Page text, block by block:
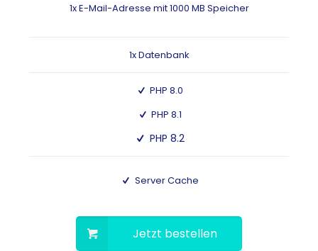
1x E-Mail-Adresse mit 1000 MB Speicher
1x Datenbank
PHP 8.0
PHP 8.1
PHP 8.2
Server Cache
Jetzt bestellen